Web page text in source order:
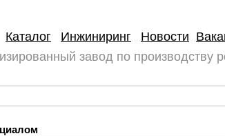
Каталог Инжиниринг Новости
завод по производству